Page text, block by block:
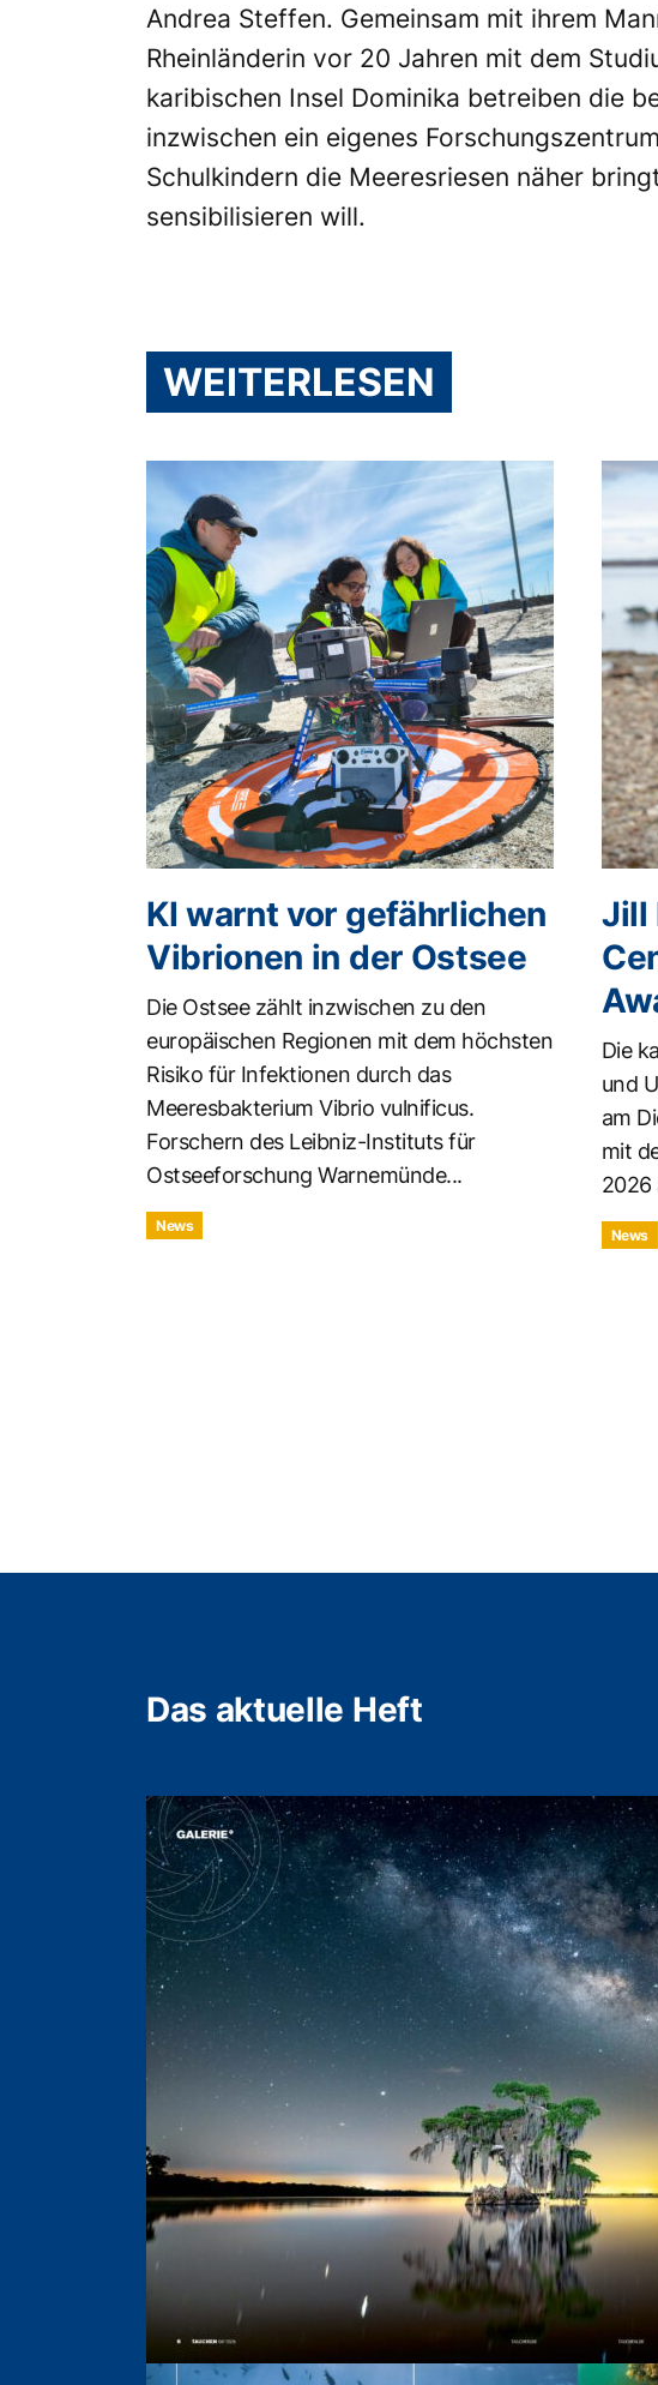
Andrea Steffen. Gemeinsam mit ihrem
Rheinländerin vor 20 Jahren mit dem
karibischen Insel Dominika betreiben die
inzwischen ein eigenes
Schulkindern die Meeresriesen näher
sensibilisieren will.
WEITERLESEN
KI warnt vor gefährlichen
Vibrionen in der Ostsee
Die Ostsee zählt inzwischen zu den
europäischen Regionen mit dem höchsten
Risiko für Infektionen durch das
Meeresbakterium Vibrio vulnificus.
Forschern des Leibniz-Instituts für
Ostseeforschung Warnemünde...
News
Jill
Die
und
am
mit
2026
News
Das aktuelle Heft